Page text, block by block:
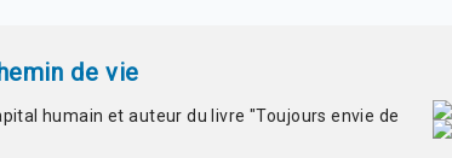
de vie
humain et auteur du livre "Toujours envie de